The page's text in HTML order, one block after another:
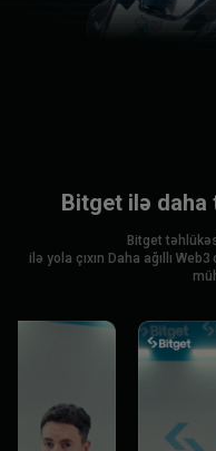
Bitget ilə
Bitget
ilə yola çıxın Daha ağıllı